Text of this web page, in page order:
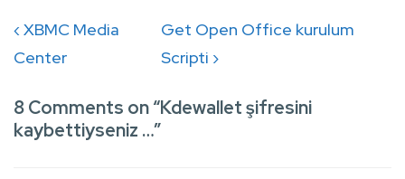
Yazı
gezinmesi
Previous
Post
‹ XBMC Media
Center
Next
Post
Get Open Office kurulum
Scripti ›
8 Comments on “Kdewallet şifresini
kaybettiyseniz …”